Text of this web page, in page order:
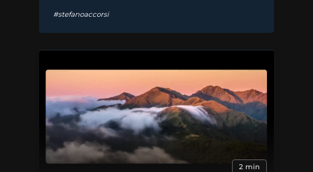
#stefanoaccorsi
2 min